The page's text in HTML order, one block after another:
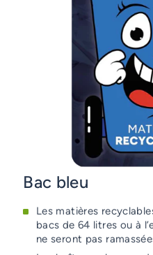
d’accueil
(Pièce
Certificat
additionnel)
Habitations
commercial
(Pièce
Certificat
additionnel)
Conditions
médicale)
(Veuillez
unique au 514
Bac bleu
Les matières
bacs de 64 litres ou à
ne seront pas